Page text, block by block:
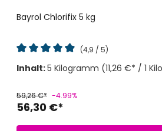
Bayrol Chlorifix 5 kg
Durchschnittliche Bewertung
(4,9 / 5)
Inhalt:5 Kilogramm (11,26 €* / 1
56,30 €*
59,26 €* -4.99%